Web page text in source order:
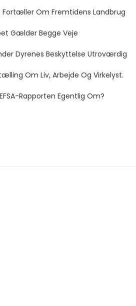
Fortæller Om Fremtidens Landbrug
Gælder Begge Veje
Dyrenes Beskyttelse Utroværdig
Om Liv, Arbejde Og Virkelyst.
Rapporten Egentlig Om?